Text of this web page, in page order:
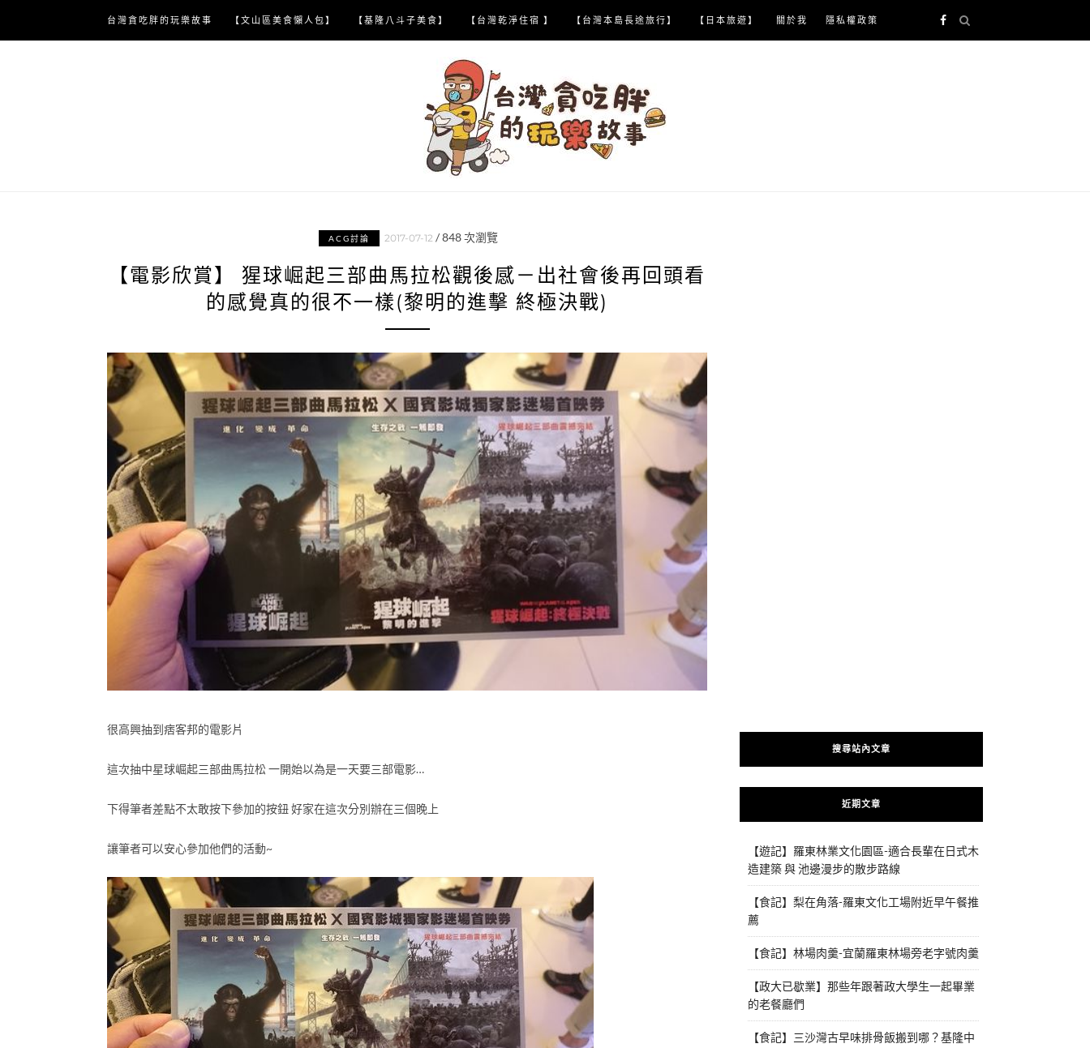
content
台灣貪吃胖的玩樂故事 【文山區美食懶人包】 【基隆八斗子美食】 【台灣乾淨住宿 】 【台灣本島長途旅行】 【日本旅遊】 關於我 隱私權政策
ACG討論 2017-07-12 /848次瀏覽
【電影欣賞】 猩球崛起三部曲馬拉松觀後感－出社會後再回頭看
的感覺真的很不一樣(黎明的進擊 終極決戰)
很高興抽到痞客邦的電影片
這次抽中星球崛起三部曲馬拉松 一開始以為是一天要三部電影…
下得筆者差點不太敢按下參加的按鈕 好家在這次分別辦在三個晚上
讓筆者可以安心參加他們的活動~
搜尋站內文章
近期文章
【遊記】羅東林業文化園區-適合長輩在日式木
造建築 與 池邊漫步的散步路線
【食記】梨在角落-羅東文化工場附近早午餐推
薦
【食記】林場肉羹-宜蘭羅東林場旁老字號肉羹
【政大已歇業】那些年跟著政大學生一起畢業
的老餐廳們
【食記】三沙灣古早味排骨飯搬到哪？基隆中